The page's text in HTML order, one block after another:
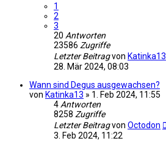
1
2
3
20 Antworten
23586 Zugriffe
Letzter Beitragvon Katinka13
28. Mär 2024, 08:03
Wann sind Degus ausgewachsen?
von Katinka13 » 1. Feb 2024, 11:55
4 Antworten
8258 Zugriffe
Letzter Beitragvon Octodon
3. Feb 2024, 11:22